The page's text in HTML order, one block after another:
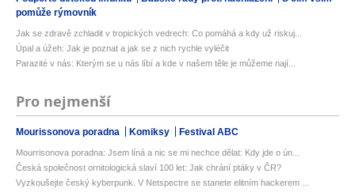
pomůže rýmovník
Jak se zdravě zchladit v tropických vedrech: Co pomáhá a kdy už riskuj...
Úpal a úžeh: Jak je poznat a jak se z nich rychle vyléčit
Parazité v nás: Kterým se u nás líbí a kde v našem těle je můžeme nají...
Pro nejmenší
Mourissonova poradna Komiksy Festival ABC
Mourrisonova poradna: Jsem líná a nic se mi nechce dělat: Kdy jde o ún...
Česká společnost ornitologická slaví 100 let: Jak chrání ptáky v ČR?
Vyzkoušejte český kyberpunk. V Netspectre se stanete elitním hackerem ...